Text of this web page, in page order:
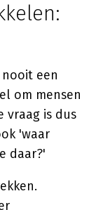
een
om mensen
vraag is dus
'waar
daar?'